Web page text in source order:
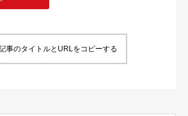
事のタイトルとURLをコピーする